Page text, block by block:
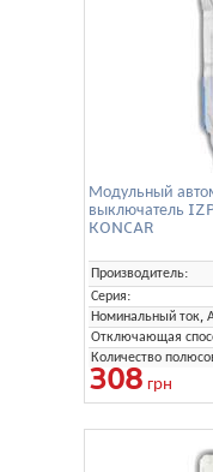
Модульный
выключатель
KONCAR
Производитель:
Серия:
Номинальный ток,
Отключающая
Количество
308 грн